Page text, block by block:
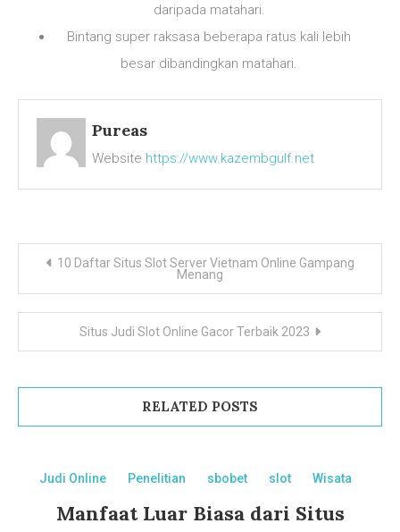
daripada matahari.
Bintang super raksasa beberapa ratus kali lebih
besar dibandingkan matahari.
Pureas
Website https://www.kazembgulf.net
Navigasi
pos
10 Daftar Situs Slot Server Vietnam Online Gampang
Menang
Situs Judi Slot Online Gacor Terbaik 2023
RELATED POSTS
Judi Online Penelitian sbobet slot Wisata
Manfaat Luar Biasa dari Situs